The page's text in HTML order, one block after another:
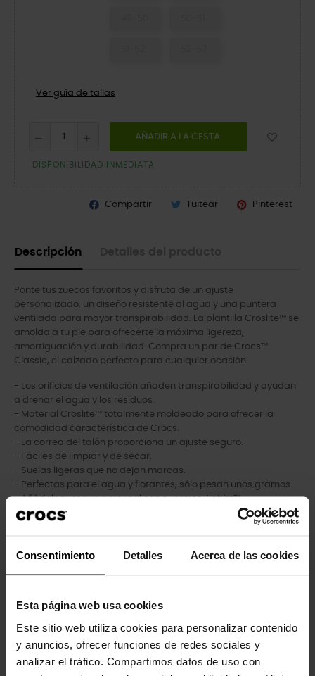
Consentimiento Detalles Acerca de las cookies
Esta página web usa cookies
Este sitio web utiliza cookies para personalizar contenido
y anuncios, ofrecer funciones de redes sociales y
analizar el tráfico. Compartimos datos de uso con
Ver guía de tallas
AÑADIR A LA CESTA
DISPONIBILIDAD INMEDIATA
Compartir Tuitear Pinterest
Descripción
Ponte tus zuecos favoritos y disfruta de un ajuste
personalizado, un diseño resistente al agua y una puntera
ventilada para mayor transpirabilidad. La plantilla Croslite™ se
amolda a tu pie para ofrecerte la máxima ligereza,
amortiguación y durabilidad. Compra un par de Crocs™
Classic, el calzado perfecto para cualquier ocasión.
- Los orificios de ventilación añaden transpirabilidad y ayudan
a drenar el agua y los residuos.
- Material Croslite™ totalmente moldeado para ofrecer la
comodidad característica de Crocs.
- La correa del talón proporciona un ajuste seguro.
- Fáciles de limpiar y de secar.
- Suelas ligeras que no dejan marcas.
- Perfectas para el agua y flotantes, sólo pesan unos gramos.
- Añádele tu toque personal con nuestros Jibbitz™.
Los clientes que compraron este
-20%